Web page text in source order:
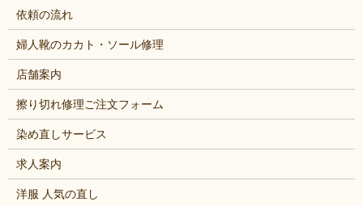
依頼の流れ
婦人靴のカカト・ソール修理
店舗案内
擦り切れ修理ご注文フォーム
染め直しサービス
求人案内
洋服 人気の直し